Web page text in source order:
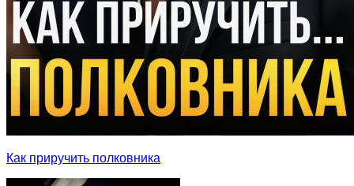
Как приручить полковника